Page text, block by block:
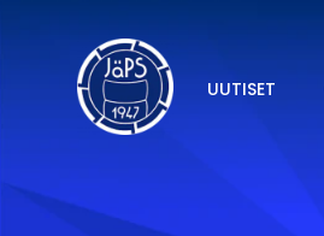
UUTISET